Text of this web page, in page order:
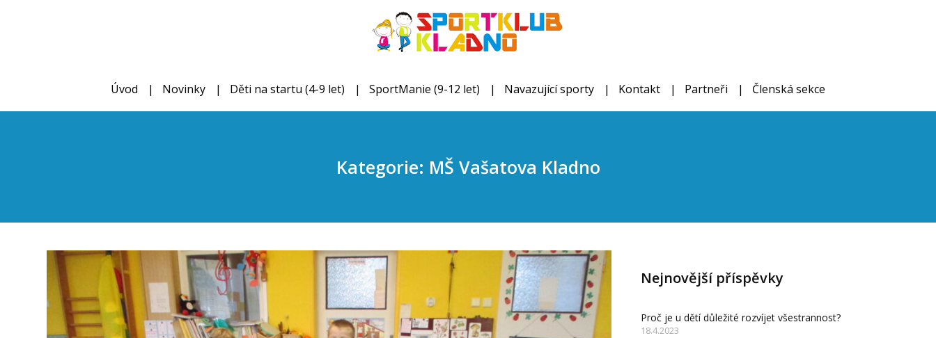
Úvod Novinky Děti na startu (4-9 let) SportManie (9-12 let) Navazující sporty Kontakt Partneři Členská sekce
Kategorie: MŠ Vašatova Kladno
Nejnovější příspěvky
Proč je u dětí důležité rozvíjet všestrannost?
18.4.2023